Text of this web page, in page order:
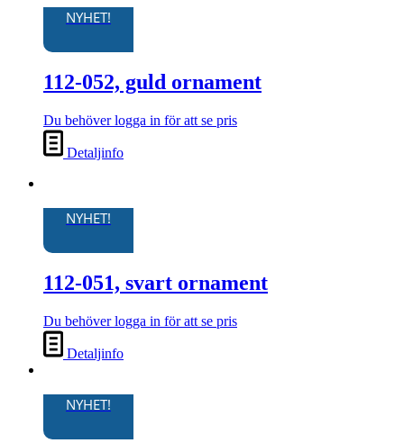
NYHET!
112-052, guld ornament
Du behöver logga in för att se pris
Detaljinfo
NYHET!
112-051, svart ornament
Du behöver logga in för att se pris
Detaljinfo
NYHET!